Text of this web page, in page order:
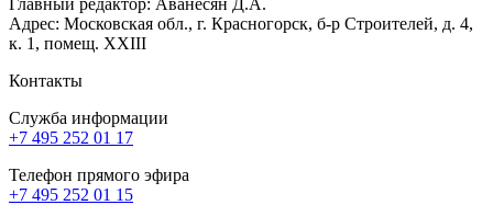
Адрес: Московская обл., г. Красногорск, б-р Строителей, д. 4,
к. 1, помещ. XXIII
Контакты
Служба информации
+7 495 252 01 17
Телефон прямого эфира
+7 495 252 01 15